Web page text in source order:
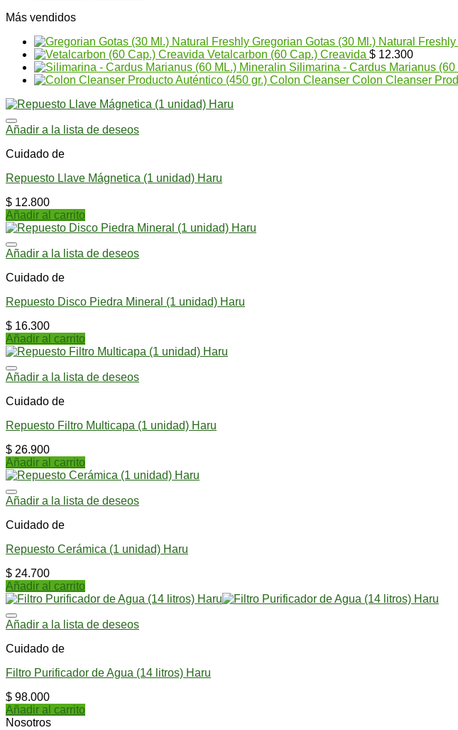
Más vendidos
Gregorian Gotas (30 Ml.) Natural Freshly
Vetalcarbon (60 Cap.) Creavida $ 12.300
Silimarina - Cardus Marianus
Colon Cleanser
Añadir a la lista de deseos
Cuidado de
Repuesto Llave Mágnetica (1 unidad) Haru
$ 12.800
Añadir al carrito
Añadir a la lista de deseos
Cuidado de
Repuesto Disco Piedra Mineral (1 unidad) Haru
$ 16.300
Añadir al carrito
Añadir a la lista de deseos
Cuidado de
Repuesto Filtro Multicapa (1 unidad) Haru
$ 26.900
Añadir al carrito
Añadir a la lista de deseos
Cuidado de
Repuesto Cerámica (1 unidad) Haru
$ 24.700
Añadir al carrito
Añadir a la lista de deseos
Cuidado de
Filtro Purificador de Agua (14 litros) Haru
$ 98.000
Añadir al carrito
Nosotros